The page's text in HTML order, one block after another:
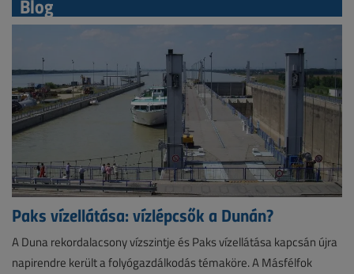
Blog
Paks vízellátása: vízlépcsők a Dunán?
A Duna rekordalacsony vízszintje és Paks vízellátása kapcsán újra
napirendre került a folyógazdálkodás témaköre. A Másfélfok